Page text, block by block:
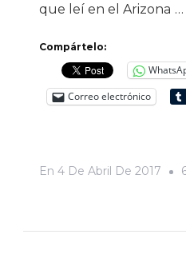
que leí en el Arizona …
Compártelo:
Correo electrónico
En 4 De Abril De 2017